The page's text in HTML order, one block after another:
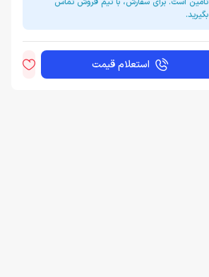
بگیرید.
استعلام قیمت